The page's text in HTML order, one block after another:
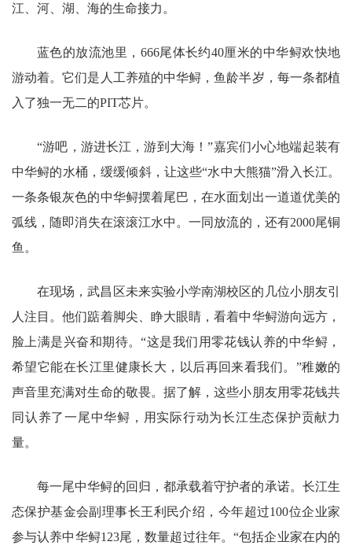
江、河、湖、海的生命接力。
蓝色的放流池里，666尾体长约40厘米的中华鲟欢快地
游动着。它们是人工养殖的中华鲟，鱼龄半岁，每一条都植
入了独一无二的PIT芯片。
“游吧，游进长江，游到大海！”嘉宾们小心地端起装有
中华鲟的水桶，缓缓倾斜，让这些“水中大熊猫”滑入长江。
一条条银灰色的中华鲟摆着尾巴，在水面划出一道道优美的
弧线，随即消失在滚滚江水中。一同放流的，还有2000尾铜
鱼。
在现场，武昌区未来实验小学南湖校区的几位小朋友引
人注目。他们踮着脚尖、睁大眼睛，看着中华鲟游向远方，
脸上满是兴奋和期待。“这是我们用零花钱认养的中华鲟，
希望它能在长江里健康长大，以后再回来看我们。”稚嫩的
声音里充满对生命的敬畏。据了解，这些小朋友用零花钱共
同认养了一尾中华鲟，用实际行动为长江生态保护贡献力
量。
每一尾中华鲟的回归，都承载着守护者的承诺。长江生
态保护基金会副理事长王利民介绍，今年超过100位企业家
参与认养中华鲟123尾，数量超过往年。“包括企业家在内的